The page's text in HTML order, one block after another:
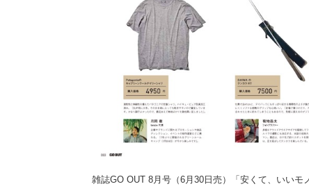
雑誌GO OUT 8月号（6月30日売）「安くて、いい